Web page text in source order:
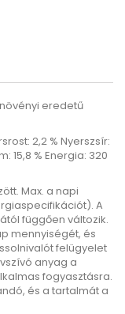
eredetű
2,2 % Nyerszsír:
15,8 % Energia: 320
Max. a napi
A
függően változik.
mennyiségét, és
felügyelet
anyag a
fogyasztásra.
és a tartalmát a